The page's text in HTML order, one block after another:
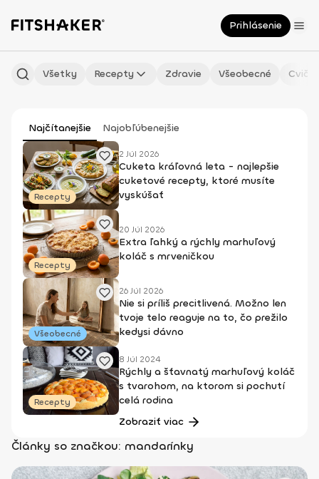
Prihlásenie
Všetky Recepty Zdravie Všeobecné
Najčítanejšie Najobľúbenejšie
Recepty
2 Júl 2026
Cuketa kráľovná leta - najlepšie
cuketové recepty, ktoré musíte
vyskúšať
Recepty
20 Júl 2026
Extra ľahký a rýchly marhuľový
koláč s mrveničkou
Všeobecné
26 Júl 2026
Nie si príliš precitlivená. Možno len
tvoje telo reaguje na to, čo prežilo
kedysi dávno
Recepty
8 Júl 2024
Rýchly a šťavnatý marhuľový koláč
s tvarohom, na ktorom si pochutí
celá rodina
Zobraziť viac
Články so značkou: mandarínky